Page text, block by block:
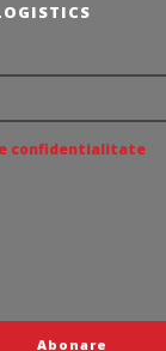
confidentialitate